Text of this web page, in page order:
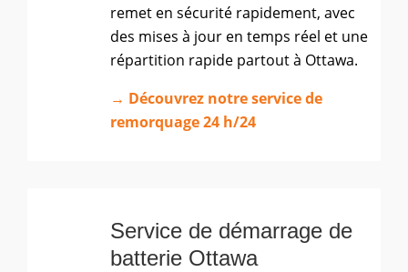
remet en sécurité rapidement, avec
des mises à jour en temps réel et une
répartition rapide partout à Ottawa.
→ Découvrez notre service de
remorquage 24 h/24
Service de démarrage de
batterie Ottawa